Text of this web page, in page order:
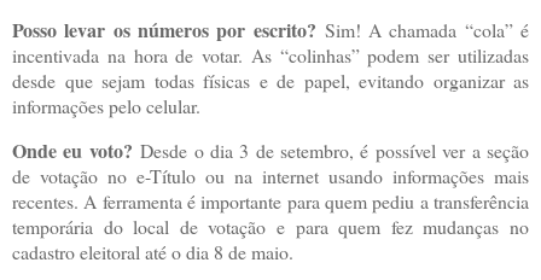
Posso levar os números por escrito? Sim! A chamada “cola” é
incentivada na hora de votar. As “colinhas” podem ser utilizadas
desde que sejam todas físicas e de papel, evitando organizar as
informações pelo celular.
Onde eu voto? Desde o dia 3 de setembro, é possível ver a seção
de votação no e-Título ou na internet usando informações mais
recentes. A ferramenta é importante para quem pediu a transferência
temporária do local de votação e para quem fez mudanças no
cadastro eleitoral até o dia 8 de maio.